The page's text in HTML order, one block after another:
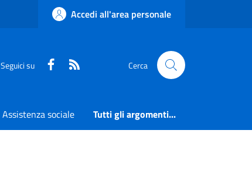
Accedi all'area personale
Seguici su Faceboook Cerca
Assistenza sociale Tutti gli argomenti...